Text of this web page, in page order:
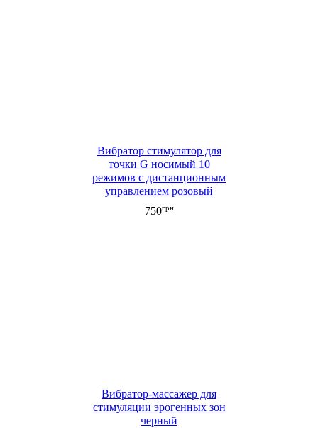
Вибратор стимулятор для
точки G носимый 10
режимов с дистанционным
управлением розовый
750грн
Вибратор-массажер для
стимуляции эрогенных зон
черный